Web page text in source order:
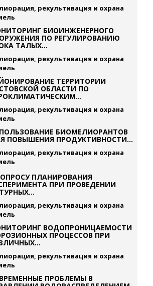
рекультивация и охрана
БИОИНЖЕНЕРНОГО
ПО РЕГУЛИРОВАНИЮ
ТАЛЫХ...
рекультивация и охрана
ТЕРРИТОРИИ
ОБЛАСТИ ПО
рекультивация и охрана
БИОМЕЛИОРАНТОВ
ПОВЫШЕНИЯ ПРОДУКТИВНОСТИ...
рекультивация и охрана
ПЛАНИРОВАНИЯ
ПРИ ПРОВЕДЕНИИ
рекультивация и охрана
ВОДОПРОНИЦАЕМОСТИ
ПРОЦЕССОВ ПРИ
рекультивация и охрана
ПРОБЛЕМЫ В